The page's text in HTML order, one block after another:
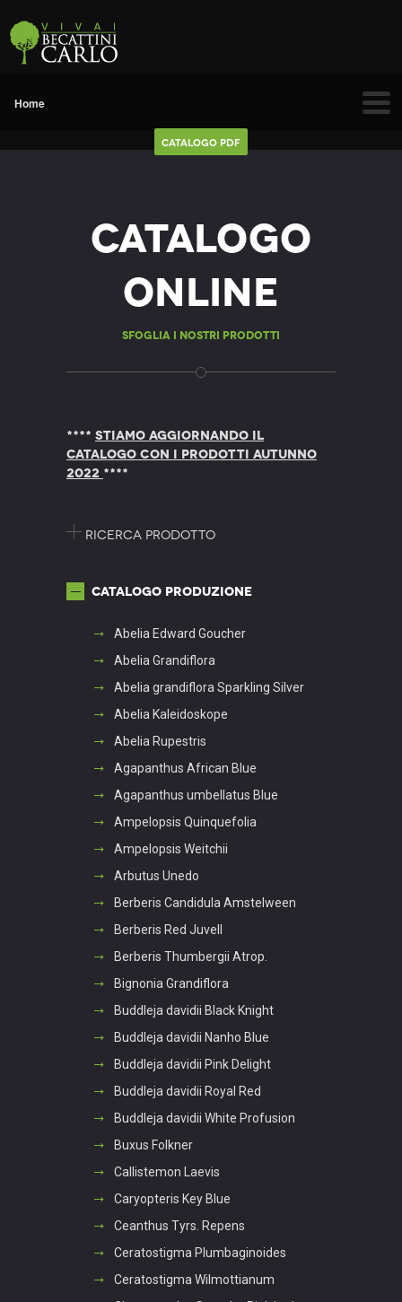
Catalogo Pdf
Catalogo
Online
Sfoglia i nostri prodotti
**** STIAMO AGGIORNANDO IL
CATALOGO CON I PRODOTTI AUTUNNO
2022 ****
Ricerca prodotto
Catalogo produzione
Abelia Edward Goucher
Abelia Grandiflora
Abelia grandiflora Sparkling Silver
Abelia Kaleidoskope
Abelia Rupestris
Agapanthus African Blue
Agapanthus umbellatus Blue
Ampelopsis Quinquefolia
Ampelopsis Weitchii
Arbutus Unedo
Berberis Candidula Amstelween
Berberis Red Juvell
Berberis Thumbergii Atrop.
Bignonia Grandiflora
Buddleja davidii Black Knight
Buddleja davidii Nanho Blue
Buddleja davidii Pink Delight
Buddleja davidii Royal Red
Buddleja davidii White Profusion
Buxus Folkner
Callistemon Laevis
Caryopteris Key Blue
Ceanthus Tyrs. Repens
Ceratostigma Plumbaginoides
Ceratostigma Wilmottianum